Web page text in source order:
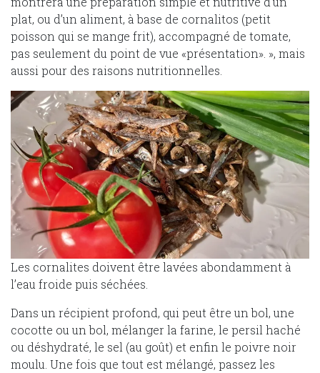
plat, ou d’un aliment, à base de cornalitos (petit
poisson qui se mange frit), accompagné de tomate,
pas seulement du point de vue «présentation». », mais
aussi pour des raisons nutritionnelles.
Les cornalites doivent être lavées abondamment à
l’eau froide puis séchées.
Dans un récipient profond, qui peut être un bol, une
cocotte ou un bol, mélanger la farine, le persil haché
ou déshydraté, le sel (au goût) et enfin le poivre noir
moulu. Une fois que tout est mélangé, passez les